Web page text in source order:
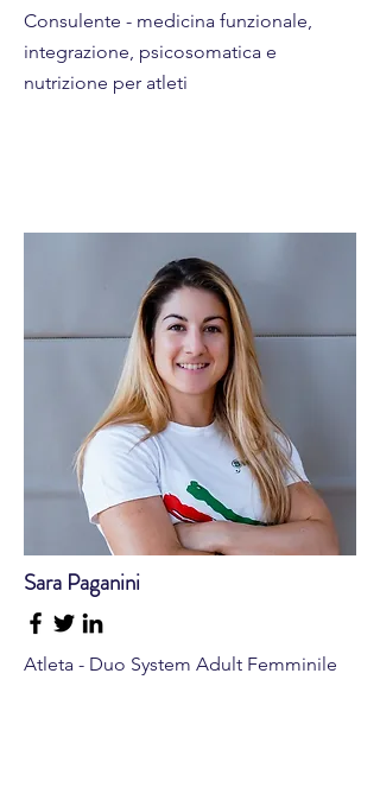
Consulente - medicina funzionale,
integrazione, psicosomatica e
nutrizione per atleti
Sara Paganini
Atleta - Duo System Adult Femminile